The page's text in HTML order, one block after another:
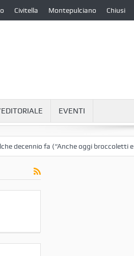
Civitella Montepulciano Chiusi
EVENTI
fa (“Anche oggi broccoletti e